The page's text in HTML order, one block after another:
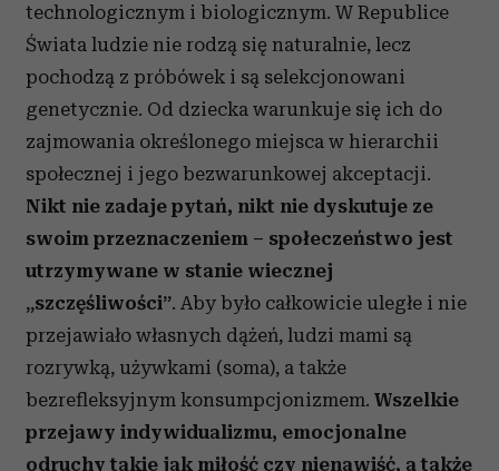
technologicznym i biologicznym. W Republice
Świata ludzie nie rodzą się naturalnie, lecz
pochodzą z próbówek i są selekcjonowani
genetycznie. Od dziecka warunkuje się ich do
zajmowania określonego miejsca w hierarchii
społecznej i jego bezwarunkowej akceptacji.
Nikt nie zadaje pytań, nikt nie dyskutuje ze
swoim przeznaczeniem – społeczeństwo jest
utrzymywane w stanie wiecznej
„szczęśliwości”. Aby było całkowicie uległe i nie
przejawiało własnych dążeń, ludzi mami są
rozrywką, używkami (soma), a także
bezrefleksyjnym konsumpcjonizmem. Wszelkie
przejawy indywidualizmu, emocjonalne
odruchy takie jak miłość czy nienawiść, a także